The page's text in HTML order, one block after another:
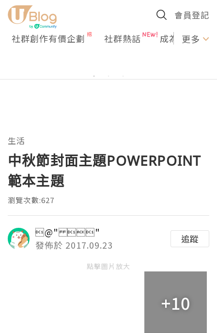
會員登記
社群創作有價企劃 社群熱話 成為U更多
生活
中秋節封面主題POWERPOINT
範本主題
瀏覽次數:627
@" "
發佈於 2017.09.23
追蹤
點擊圖片放大
+10